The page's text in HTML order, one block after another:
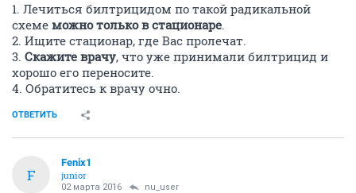
1. Лечиться билтрицидом по такой радикальной
схеме можно только в стационаре.
2. Ищите стационар, где Вас пролечат.
3. Скажите врачу, что уже принимали билтрицид и
хорошо его переносите.
4. Обратитесь к врачу очно.
ОТВЕТИТЬ
F
Fenix1
junior
02 марта 2016 nu_user